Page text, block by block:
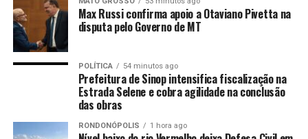
desdobramentos jurídicos
do caso será feita
exclusivamente pelo
próprio advogado-geral
[Jorge Messias], no
momento apropriado”,
Max Russi confirma apoio a Otaviano Pivetta na
disputa pelo Governo de MT
POLÍTICA 54 minutos ago
Prefeitura de Sinop intensifica fiscalização na
Estrada Selene e cobra agilidade na conclusão
das obras
RONDONÓPOLIS 1 hora ago